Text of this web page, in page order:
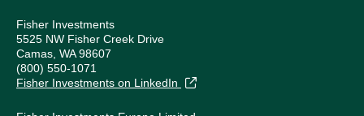
Fisher Investments
5525 NW Fisher Creek Drive
Camas, WA 98607
(800) 550-1071
Fisher Investments on LinkedIn